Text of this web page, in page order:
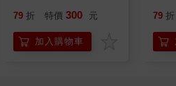
79 折 特價 300 元
加入購物車
79 折